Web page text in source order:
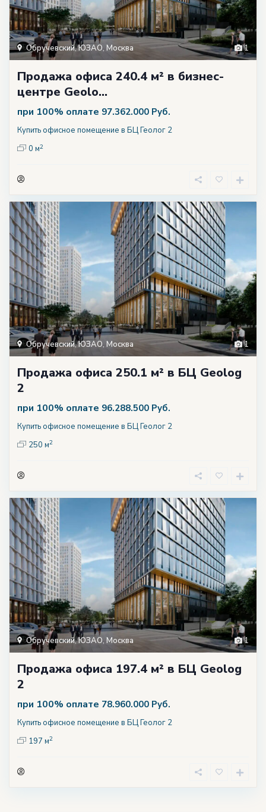
1
Обручевский,ЮЗАО, Москва
Продажа офиса 240.4 м² в бизнес-
центре Geolo...
при 100% оплате 97.362.000 Руб.
Купить офисное помещение в БЦ Геолог 2
0 м2
1
Обручевский,ЮЗАО, Москва
Продажа офиса 250.1 м² в БЦ Geolog
2
при 100% оплате 96.288.500 Руб.
Купить офисное помещение в БЦ Геолог 2
250 м2
1
Обручевский,ЮЗАО, Москва
Продажа офиса 197.4 м² в БЦ Geolog
2
при 100% оплате 78.960.000 Руб.
Купить офисное помещение в БЦ Геолог 2
197 м2